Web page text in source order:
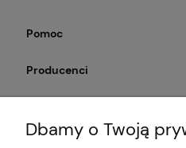
Pomoc
Producenci
Dbamy o Twoją